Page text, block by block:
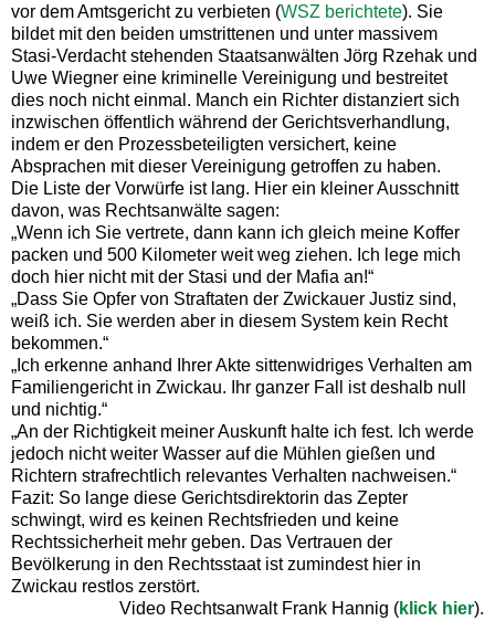
vor dem Amtsgericht zu verbieten (WSZ berichtete). Sie
bildet mit den beiden umstrittenen und unter massivem
Stasi-Verdacht stehenden Staatsanwälten Jörg Rzehak und
Uwe Wiegner eine kriminelle Vereinigung und bestreitet
dies noch nicht einmal. Manch ein Richter distanziert sich
inzwischen öffentlich während der Gerichtsverhandlung,
indem er den Prozessbeteiligten versichert, keine
Absprachen mit dieser Vereinigung getroffen zu haben.
Die Liste der Vorwürfe ist lang. Hier ein kleiner Ausschnitt
davon, was Rechtsanwälte sagen:
„Wenn ich Sie vertrete, dann kann ich gleich meine Koffer
packen und 500 Kilometer weit weg ziehen. Ich lege mich
doch hier nicht mit der Stasi und der Mafia an!“
„Dass Sie Opfer von Straftaten der Zwickauer Justiz sind,
weiß ich. Sie werden aber in diesem System kein Recht
bekommen.“
„Ich erkenne anhand Ihrer Akte sittenwidriges Verhalten am
Familiengericht in Zwickau. Ihr ganzer Fall ist deshalb null
und nichtig.“
„An der Richtigkeit meiner Auskunft halte ich fest. Ich werde
jedoch nicht weiter Wasser auf die Mühlen gießen und
Richtern strafrechtlich relevantes Verhalten nachweisen.“
Fazit: So lange diese Gerichtsdirektorin das Zepter
schwingt, wird es keinen Rechtsfrieden und keine
Rechtssicherheit mehr geben. Das Vertrauen der
Bevölkerung in den Rechtsstaat ist zumindest hier in
Zwickau restlos zerstört.
Video Rechtsanwalt Frank Hannig (klick hier).